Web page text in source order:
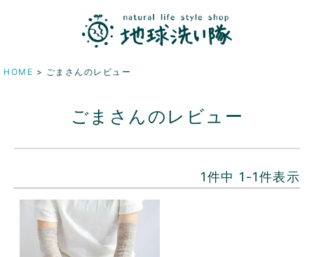
HOME ごまさんのレビュー
ごまさんのレビュー
1件中 1 -1件表示